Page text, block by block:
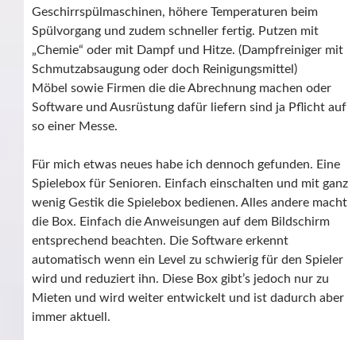
Geschirrspülmaschinen, höhere Temperaturen beim
Spülvorgang und zudem schneller fertig. Putzen mit
„Chemie“ oder mit Dampf und Hitze. (Dampfreiniger mit
Schmutzabsaugung oder doch Reinigungsmittel)
Möbel sowie Firmen die die Abrechnung machen oder
Software und Ausrüstung dafür liefern sind ja Pflicht auf
so einer Messe.
Für mich etwas neues habe ich dennoch gefunden. Eine
Spielebox für Senioren. Einfach einschalten und mit ganz
wenig Gestik die Spielebox bedienen. Alles andere macht
die Box. Einfach die Anweisungen auf dem Bildschirm
entsprechend beachten. Die Software erkennt
automatisch wenn ein Level zu schwierig für den Spieler
wird und reduziert ihn. Diese Box gibt’s jedoch nur zu
Mieten und wird weiter entwickelt und ist dadurch aber
immer aktuell.